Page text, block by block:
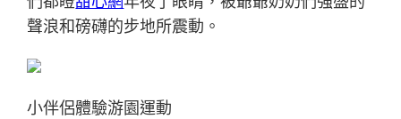
聲浪和磅礴的步地所震動。
小伴侶體驗游園運動